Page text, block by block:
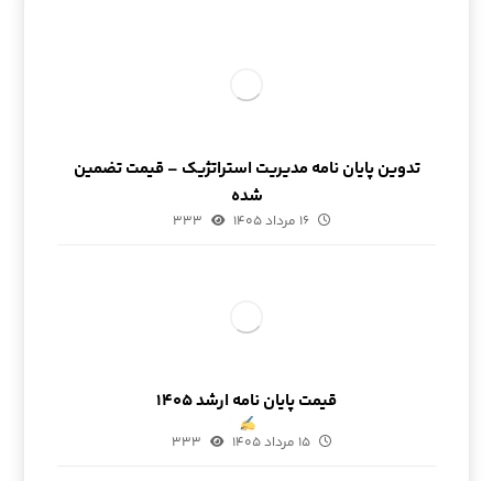
تدوین پایان نامه مدیریت استراتژیک – قیمت تضمین
شده
۱۶ مرداد ۱۴۰۵ ۳۳۳
قیمت پایان نامه ارشد ۱۴۰۵
۱۵ مرداد ۱۴۰۵ ۳۳۳